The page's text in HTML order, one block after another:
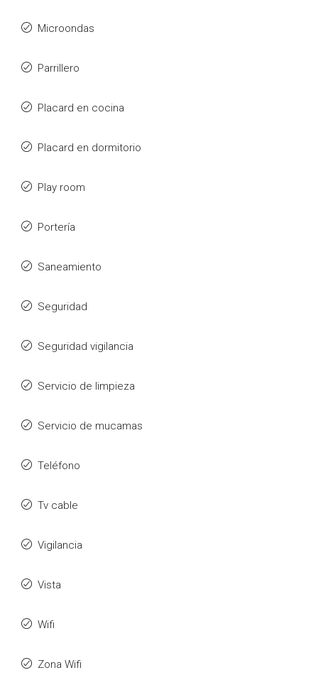
Microondas
Parrillero
Placard en cocina
Placard en dormitorio
Play room
Portería
Saneamiento
Seguridad
Seguridad vigilancia
Servicio de limpieza
Servicio de mucamas
Teléfono
Tv cable
Vigilancia
Vista
Wifi
Zona Wifi